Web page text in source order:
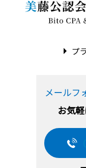
プ
メールフ
お気